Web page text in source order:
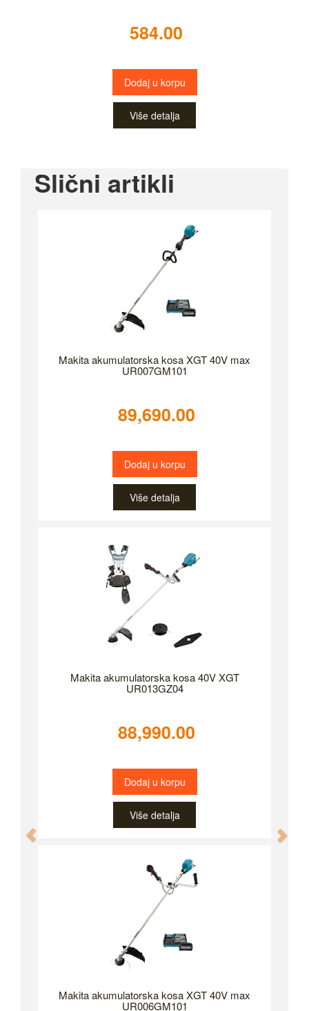
584.00
Dodaj u korpu
Više detalja
Slični artikli
Makita akumulatorska kosa XGT 40V max
UR007GM101
89,690.00
Dodaj u korpu
Više detalja
Makita akumulatorska kosa 40V XGT
UR013GZ04
88,990.00
Dodaj u korpu
Više detalja
Makita akumulatorska kosa XGT 40V max
UR006GM101